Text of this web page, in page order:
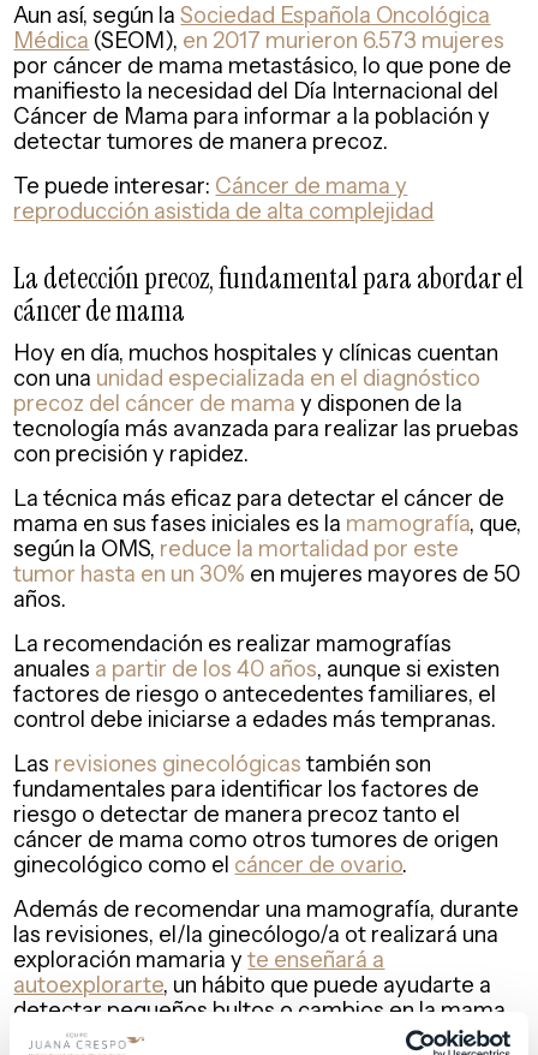
Aun así, según laSociedad Española Oncológica
Médica (SEOM), en 2017 murieron 6.573 mujeres
por cáncer de mama metastásico, lo que pone de
manifiesto la necesidad del Día Internacional del
Cáncer de Mama para informar a la población y
detectar tumores de manera precoz.
Te puede interesar: Cáncer de mama y
reproducción asistida de alta complejidad
La detección precoz, fundamental para abordar el
cáncer de mama
Hoy en día, muchos hospitales y clínicas cuentan
con una unidad especializada en el diagnóstico
precoz del cáncer de mama y disponen de la
tecnología más avanzada para realizar las pruebas
con precisión y rapidez.
La técnica más eficaz para detectar el cáncer de
mama en sus fases iniciales es la mamografía, que,
según la OMS, reduce la mortalidad por este
tumor hasta en un 30% en mujeres mayores de 50
años.
La recomendación es realizar mamografías
anuales a partir de los 40 años, aunque si existen
factores de riesgo o antecedentes familiares, el
control debe iniciarse a edades más tempranas.
Las revisiones ginecológicas también son
fundamentales para identificar los factores de
riesgo o detectar de manera precoz tanto el
cáncer de mama como otros tumores de origen
ginecológico como el cáncer de ovario.
Además de recomendar una mamografía, durante
las revisiones, el/la ginecólogo/a ot realizará una
exploración mamaria yte enseñará a
autoexplorarte, un hábito que puede ayudarte a
detectar pequeños bultos o cambios en la mama.